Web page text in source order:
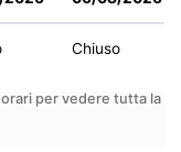
Chiuso
per vedere tutta la